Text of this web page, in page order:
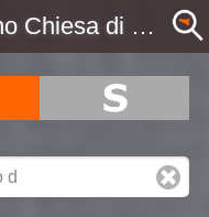
Dove mangiare vicino Chiesa di San Filippo d'Agira, ME, Sicilia - Etnaportal